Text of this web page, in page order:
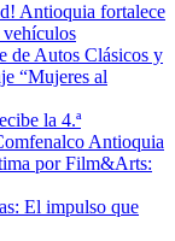
Antioquia fortalece
vehículos
de Autos Clásicos y
“Mujeres al
la 4.ª
Antioquia
por Film&Arts:
El impulso que